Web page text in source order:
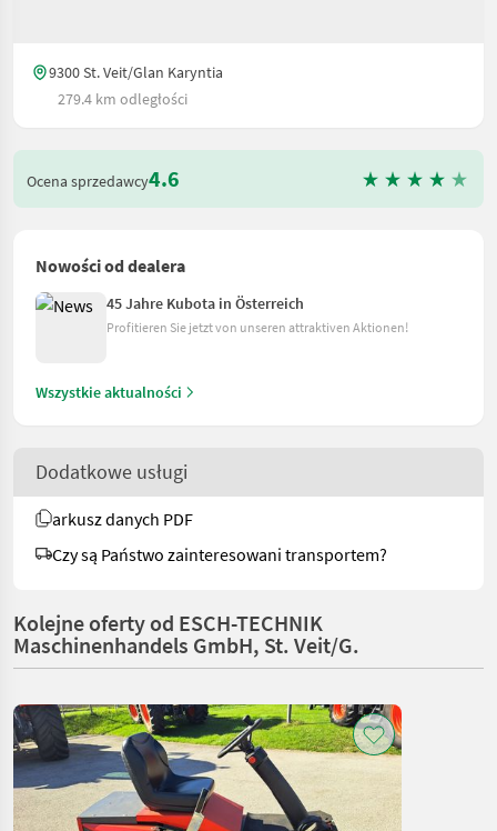
9300 St. Veit/Glan Karyntia
279.4 km odległości
Ocena sprzedawcy4.6
Nowości od dealera
45 Jahre Kubota in Österreich
Profitieren Sie jetzt von unseren attraktiven Aktionen!
Wszystkie aktualności
Dodatkowe usługi
arkusz danych PDF
Czy są Państwo zainteresowani transportem?
Kolejne oferty od ESCH-TECHNIK
Maschinenhandels GmbH, St. Veit/G.